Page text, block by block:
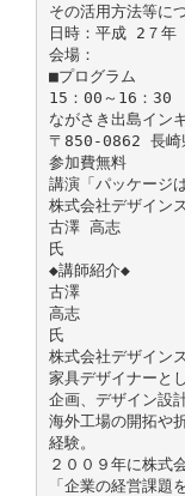
その活用方法等に
日時：平成 2７
会場：
■プログラム
15：00～16：30
ながさき出島イン
〒850-0862 長崎
参加費無料
講演「パッケージ
株式会社デザイン
古澤 高志
氏
◆講師紹介◆
古澤
高志
氏
株式会社デザイン
家具デザイナーと
企画、デザイン設計
海外工場の開拓や
経験。
２００９年に株式
「企業の経営課題